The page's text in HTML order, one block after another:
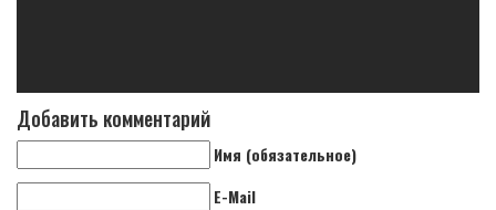
Добавить комментарий
Имя (обязательное)
E-Mail